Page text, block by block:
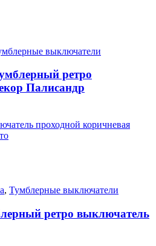
выключатели
ретро
Палисандр
, Тумблерные выключатели
ретро выключатель